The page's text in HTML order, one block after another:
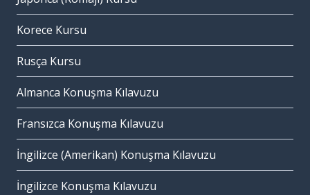
Korece Kursu
Rusça Kursu
Almanca Konuşma Kılavuzu
Fransızca Konuşma Kılavuzu
İngilizce (Amerikan) Konuşma Kılavuzu
İngilizce Konuşma Kılavuzu